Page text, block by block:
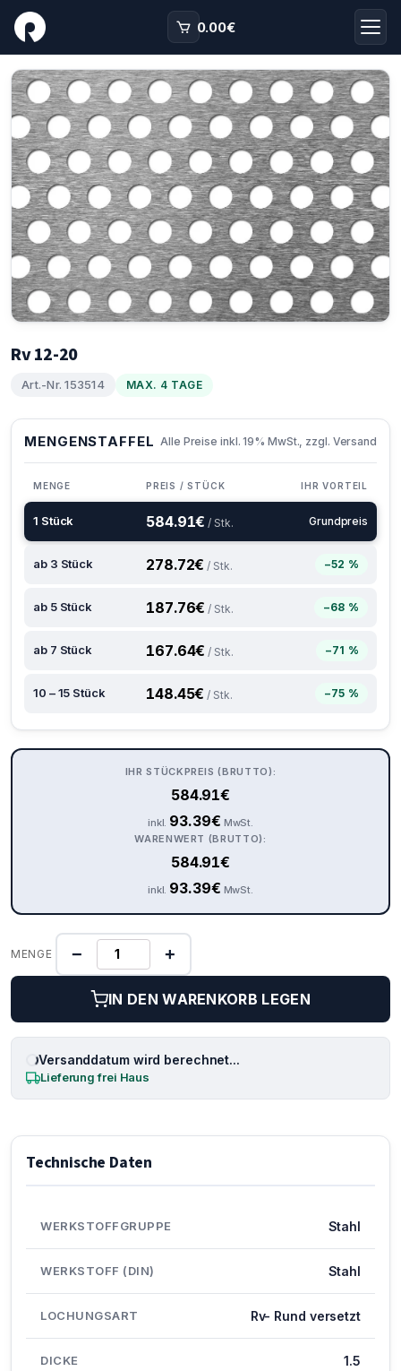
0.00€
Rv 12-20
Art.-Nr. 153514 MAX. 4 TAGE
MENGENSTAFFEL Alle Preise inkl. 19% MwSt., zzgl. Versand
MENGE PREIS / STÜCK IHR VORTEIL
1 Stück 584.91€ / Stk. Grundpreis
ab 3 Stück 278.72€ / Stk. −52 %
ab 5 Stück 187.76€ / Stk. −68 %
ab 7 Stück 167.64€ / Stk. −71 %
10 – 15 Stück 148.45€ / Stk. −75 %
IHR STÜCKPREIS (BRUTTO):
584.91€
inkl. 93.39€ MwSt.
WARENWERT (BRUTTO):
584.91€
inkl. 93.39€ MwSt.
MENGE − +
IN DEN WARENKORB LEGEN
Versanddatum wird berechnet...
Lieferung frei Haus
Technische Daten
WERKSTOFFGRUPPE Stahl
WERKSTOFF (DIN) Stahl
LOCHUNGSART Rv- Rund versetzt
DICKE 1.5